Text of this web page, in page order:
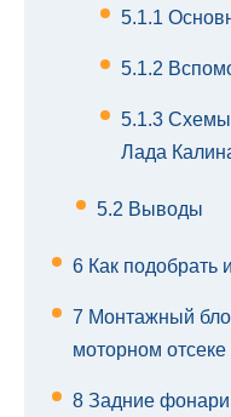
5.1.1
5.1.2
5.1.3 Схемы
Лада
5.2 Выводы
6 Как подобрать
7 Монтажный
моторном
8 Задние